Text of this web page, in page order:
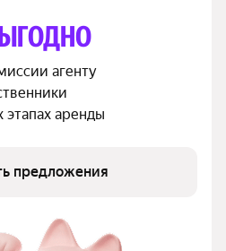
агенту
этапах аренды
предложения